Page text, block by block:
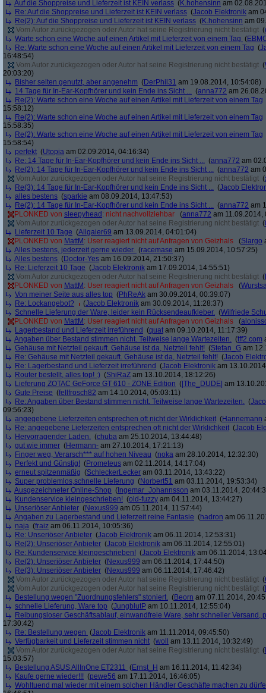
Auf die Shoppreise und Lieferzeit ist KEIN verlass (K.hohensinn am
Re: Auf die Shoppreise und Lieferzeit ist KEIN verlass (Jacob Elektronik am
Re(2): Auf die Shoppreise und Lieferzeit ist KEIN verlass (K.hohensinn am
Vom Autor zurückgezogen oder Autor hat seine Registrierung nicht bestätigt (
Warte schon eine Woche auf einen Artikel mit Lieferzeit von einem Tag (
Re: Warte schon eine Woche auf einen Artikel mit Lieferzeit von einem Tag (
16:48:54)
Vom Autor zurückgezogen oder Autor hat seine Registrierung nicht bestätigt (
20:03:20)
Bisher selten genutzt, aber angenehm (DerPhil31 am 19.08.2014, 10:54:08)
14 Tage für In-Ear-Kopfhörer und kein Ende ins Sicht ... (anna772 am
Re(2): Warte schon eine Woche auf einen Artikel mit Lieferzeit von einem Tag
15:58:12)
Re(2): Warte schon eine Woche auf einen Artikel mit Lieferzeit von einem Tag
15:58:35)
Re(2): Warte schon eine Woche auf einen Artikel mit Lieferzeit von einem Tag
15:58:54)
perfekt (Utopia am 02.09.2014, 04:16:34)
Re: 14 Tage für In-Ear-Kopfhörer und kein Ende ins Sicht ... (anna772 am
Re(2): 14 Tage für In-Ear-Kopfhörer und kein Ende ins Sicht ... (anna772 am
Vom Autor zurückgezogen oder Autor hat seine Registrierung nicht bestätigt (
Re(3): 14 Tage für In-Ear-Kopfhörer und kein Ende ins Sicht ... (Jacob
alles bestens (sparkie am 08.09.2014, 13:47:53)
Re(2): 14 Tage für In-Ear-Kopfhörer und kein Ende ins Sicht ... (anna772 am
PLONKED von sleepyhead : nicht nachvollziehbar (anna772 am 11.09.2014,
Vom Autor zurückgezogen oder Autor hat seine Registrierung nicht bestätigt (
Lieferzeit 10 Tage (Allgaier69 am 13.09.2014, 04:01:04)
PLONKED von MattM : User reagiert nicht auf Anfragen von Geizhals (Slargo
Alles bestens, jederzeit gerne wieder. (racemase am 15.09.2014, 10:57:25)
Alles bestens (Doctor-Yes am 16.09.2014, 21:50:37)
Re: Lieferzeit 10 Tage (Jacob Elektronik am 17.09.2014, 14:55:51)
Vom Autor zurückgezogen oder Autor hat seine Registrierung nicht bestätigt (
PLONKED von MattM : User reagiert nicht auf Anfragen von Geizhals (
Von meiner Seite aus alles top (PhReAk am 30.09.2014, 00:39:07)
Re: Lockangebot?
(Jacob Elektronik am 30.09.2014, 11:28:37)
Schnelle Lieferung der Ware, leider kein Rücksendeaufkleber. (Wilfriede
PLONKED von MattM : User reagiert nicht auf Anfragen von Geizhals (
Lagerbestand und Lieferzeit irreführend (quat am 09.10.2014, 11:17:39)
Angaben über Bestand stimmen nicht. Teilweise lange Wartezeiten. (tff2.com
Gehäuse mit Netzteil gekauft. Gehäuse ist da, Netzteil fehlt! (Stefan_G am
Re: Gehäuse mit Netzteil gekauft. Gehäuse ist da, Netzteil fehlt! (Jacob
Re: Lagerbestand und Lieferzeit irreführend (Jacob Elektronik am
Router bestellt, alles top! :) (ShiRaZ am 13.10.2014, 18:12:26)
Lieferung ZOTAC GeForce GT 610 - ZONE Edition ( |The_DUDE| am
Gute Preise (fellfrosch82 am 14.10.2014, 05:03:11)
Re: Angaben über Bestand stimmen nicht. Teilweise lange Wartezeiten. (
09:56:23)
angegebene Lieferzeiten entsprechen oft nicht der Wirklichkeit (Hannemann
Re: angegebene Lieferzeiten entsprechen oft nicht der Wirklichkeit (Jacob
Hervorragender Laden. (chuba am 25.10.2014, 13:44:48)
gut wie immer (Hermann- am 27.10.2014, 17:21:13)
Finger weg, Verarsch*** auf hohen Niveau (noka am 28.10.2014, 12:32:30)
Perfekt und Günstig! (Prometeus am 02.11.2014, 14:17:04)
erneut spitzenmäßig (SchleckerLecker am 03.11.2014, 13:43:22)
Super problemlos,schnelle Lieferung (Norbert51 am 03.11.2014, 19:53:34)
Ausgezeichneter Online-Shop ( Ingemar_Johannsson am 03.11.2014,
Kundenservice kleingeschrieben! (old-fuzzy am 04.11.2014, 13:44:27)
Unseriöser Anbieter (Nexus999 am 05.11.2014, 11:57:44)
Angaben zu Lagerbestand und Lieferzeit reine Fantasie (hadron am
naja (fraiz am 06.11.2014, 10:05:36)
Re: Unseriöser Anbieter (Jacob Elektronik am 06.11.2014, 12:53:31)
Re(2): Unseriöser Anbieter (Jacob Elektronik am 06.11.2014, 12:55:01)
Re: Kundenservice kleingeschrieben! (Jacob Elektronik am 06.11.2014,
Re(2): Unseriöser Anbieter (Nexus999 am 06.11.2014, 17:44:50)
Re(3): Unseriöser Anbieter (Nexus999 am 06.11.2014, 17:46:42)
Vom Autor zurückgezogen oder Autor hat seine Registrierung nicht bestätigt (
Vom Autor zurückgezogen oder Autor hat seine Registrierung nicht bestätigt (
Bestellung wegen "Zuordnungsfehlers" stoniert. (Beorn am 07.11.2014,
schnelle Lieferung, Ware top (JungblutP am 10.11.2014, 12:55:04)
Reibungsloser Geschäftsablauf, einwandfreie Ware, sehr schneller Versand,
17:30:42)
Re: Bestellung wegen (Jacob Elektronik am 11.11.2014, 09:45:50)
Verfügbarkeit und Lieferzeit stimmen nicht (woll
am 13.11.2014, 10:32:49)
Vom Autor zurückgezogen oder Autor hat seine Registrierung nicht bestätigt (
15:03:57)
Bestellung ASUS AllInOne ET2311 (Ernst_H am 16.11.2014, 11:42:34)
Kaufe gerne wieder!!! (pewe56 am 17.11.2014, 16:46:05)
Wohltuend mal wieder mit einem solchen Händler Geschäfte machen zu